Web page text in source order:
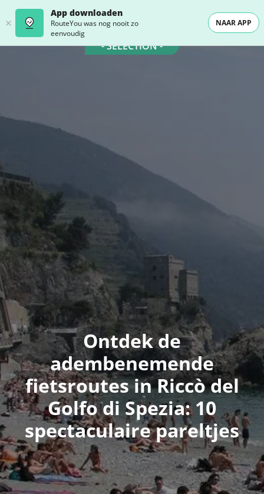
App downloaden
RouteYou was nog nooit zo
eenvoudig
NAAR APP
- SELECTION -
Ontdek de
adembenemende
fietsroutes in Riccò del
Golfo di Spezia: 10
spectaculaire pareltjes